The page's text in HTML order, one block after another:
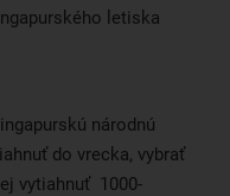
letiska
národnú
do vrecka, vybrať
vytiahnuť 1000-